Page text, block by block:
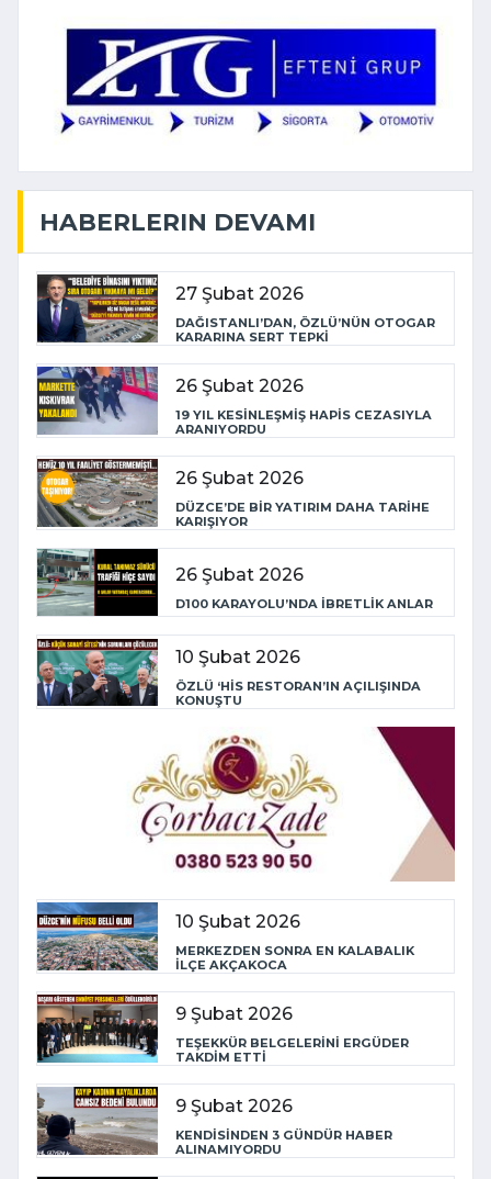
HABERLERIN DEVAMI
27 Şubat 2026
DAĞISTANLI’DAN, ÖZLÜ’NÜN OTOGAR
KARARINA SERT TEPKİ
26 Şubat 2026
19 YIL KESİNLEŞMİŞ HAPİS CEZASIYLA
ARANIYORDU
26 Şubat 2026
DÜZCE’DE BİR YATIRIM DAHA TARİHE
KARIŞIYOR
26 Şubat 2026
D100 KARAYOLU’NDA İBRETLİK ANLAR
10 Şubat 2026
ÖZLÜ ‘HİS RESTORAN’IN AÇILIŞINDA
KONUŞTU
10 Şubat 2026
MERKEZDEN SONRA EN KALABALIK
İLÇE AKÇAKOCA
9 Şubat 2026
TEŞEKKÜR BELGELERİNİ ERGÜDER
TAKDİM ETTİ
9 Şubat 2026
KENDİSİNDEN 3 GÜNDÜR HABER
ALINAMIYORDU